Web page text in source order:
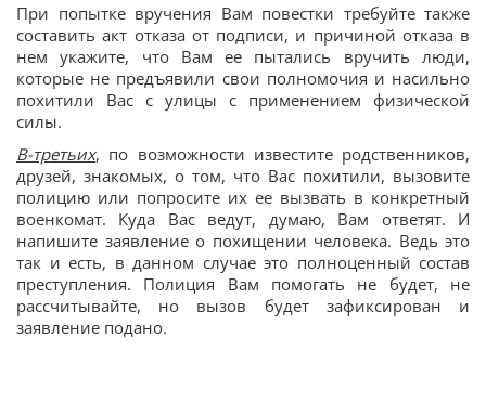
При попытке вручения Вам повестки требуйте также
составить акт отказа от подписи, и причиной отказа в
нем укажите, что Вам ее пытались вручить люди,
которые не предъявили свои полномочия и насильно
похитили Вас с улицы с применением физической
силы.
В-третьих, по возможности известите родственников,
друзей, знакомых, о том, что Вас похитили, вызовите
полицию или попросите их ее вызвать в конкретный
военкомат. Куда Вас ведут, думаю, Вам ответят. И
напишите заявление о похищении человека. Ведь это
так и есть, в данном случае это полноценный состав
преступления. Полиция Вам помогать не будет, не
рассчитывайте, но вызов будет зафиксирован и
заявление подано.